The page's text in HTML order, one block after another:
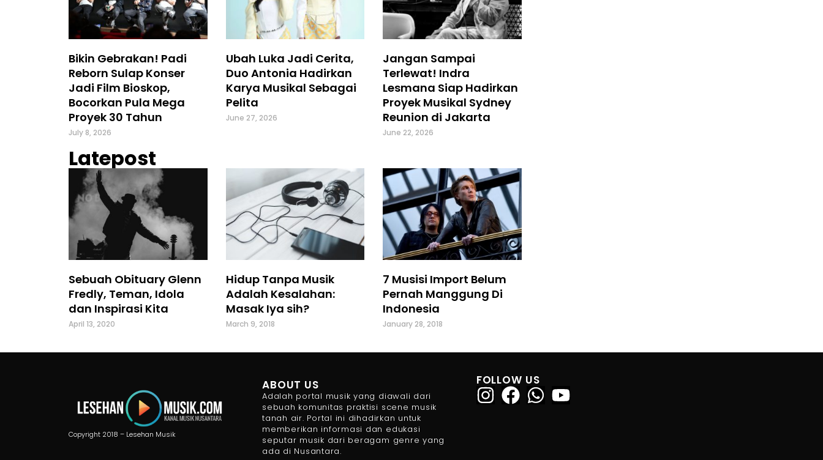
Bikin Gebrakan! Padi
Reborn Sulap Konser
Jadi Film Bioskop,
Bocorkan Pula Mega
Proyek 30 Tahun
July 8, 2026
Ubah Luka Jadi Cerita,
Duo Antonia Hadirkan
Karya Musikal Sebagai
Pelita
June 27, 2026
Jangan Sampai
Terlewat! Indra
Lesmana Siap Hadirkan
Proyek Musikal Sydney
Reunion di Jakarta
June 22, 2026
Latepost
Sebuah Obituary Glenn
Fredly, Teman, Idola
dan Inspirasi Kita
April 13, 2020
Hidup Tanpa Musik
Adalah Kesalahan:
Masak Iya sih?
March 9, 2018
7 Musisi Import Belum
Pernah Manggung Di
Indonesia
January 28, 2018
Copyright 2018 – Lesehan Musik
ABOUT US
Adalah portal musik yang diawali dari
sebuah komunitas praktisi scene musik
tanah air. Portal ini dihadirkan untuk
memberikan informasi dan edukasi
seputar musik dari beragam genre yang
ada di Nusantara.
FOLLOW US